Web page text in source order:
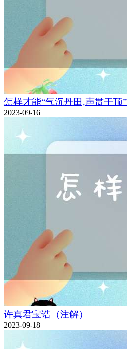
怎样才能“气沉丹田,声贯于顶”
2023-09-16
许真君宝诰（注解）
2023-09-18